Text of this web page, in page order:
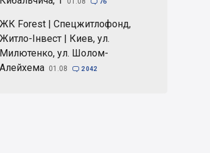
 76
ЖК Forest | Спецжитлофонд,
Житло-Інвест | Киев, ул.
Милютенко, ул. Шолом-
Алейхема 01.08  2 042